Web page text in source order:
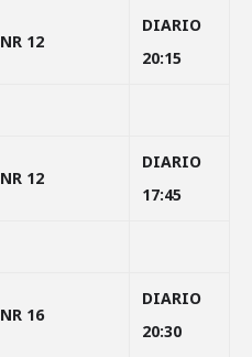
NR 12
DIARIO
20:15
NR 12
DIARIO
17:45
NR 16
DIARIO
20:30